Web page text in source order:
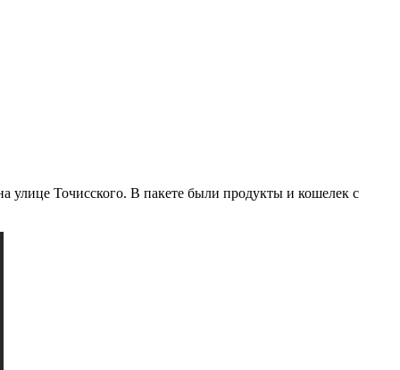
улице Точисского. В пакете были продукты и кошелек с